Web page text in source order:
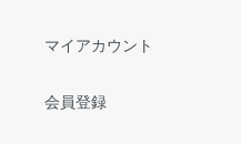
マイアカウント
会員登録